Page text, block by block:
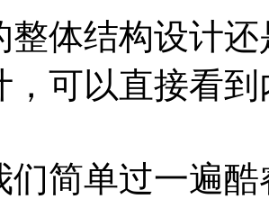
整体结构设计
，可以直接看
们简单过一遍